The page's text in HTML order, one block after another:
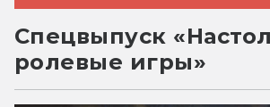
Спецвыпуск
ролевые игры»